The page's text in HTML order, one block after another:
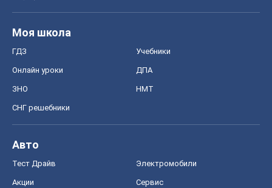
Моя школа
ГДЗ Учебники
Онлайн уроки ДПА
ЗНО НМТ
СНГ решебники
Авто
Тест Драйв Электромобили
Акции Сервис